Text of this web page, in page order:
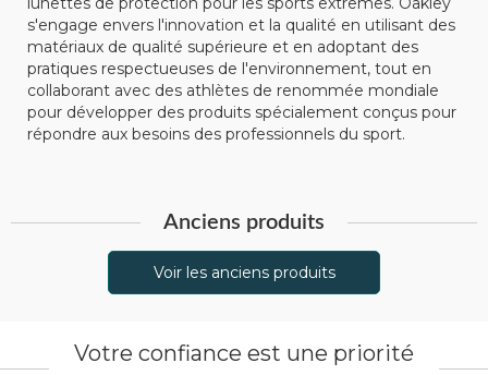
s'engage envers l'innovation et la qualité en utilisant des
matériaux de qualité supérieure et en adoptant des
pratiques respectueuses de l'environnement, tout en
collaborant avec des athlètes de renommée mondiale
pour développer des produits spécialement conçus pour
répondre aux besoins des professionnels du sport.
Anciens produits
Voir les anciens produits
Votre confiance est une priorité